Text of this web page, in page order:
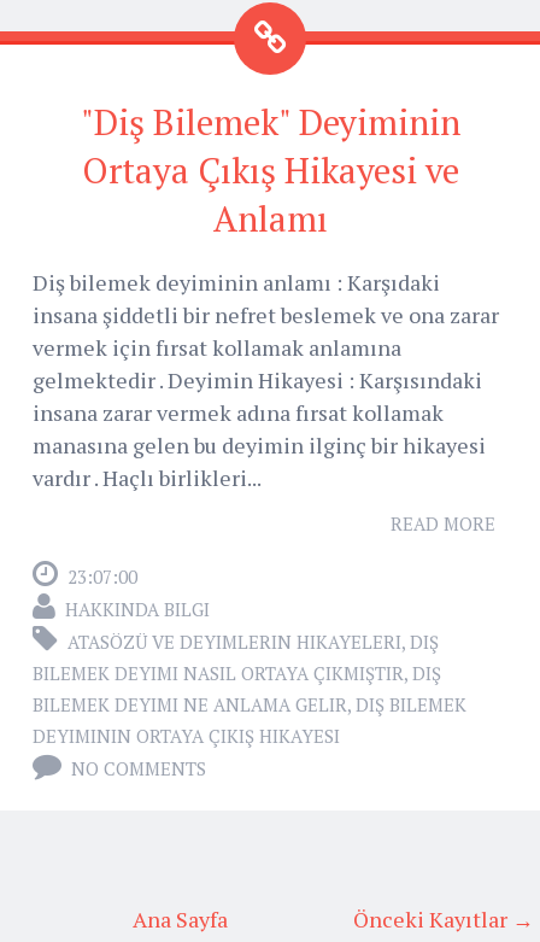
"Diş Bilemek" Deyiminin
Ortaya Çıkış Hikayesi ve
Anlamı
Diş bilemek deyiminin anlamı : Karşıdaki
insana şiddetli bir nefret beslemek ve ona zarar
vermek için fırsat kollamak anlamına
gelmektedir . Deyimin Hikayesi : Karşısındaki
insana zarar vermek adına fırsat kollamak
manasına gelen bu deyimin ilginç bir hikayesi
vardır . Haçlı birlikleri...
READ MORE
23:07:00
HAKKINDA BILGI
ATASÖZÜ VE DEYIMLERIN HIKAYELERI, DIŞ
BILEMEK DEYIMI NASIL ORTAYA ÇIKMIŞTIR, DIŞ
BILEMEK DEYIMI NE ANLAMA GELIR, DIŞ BILEMEK
DEYIMININ ORTAYA ÇIKIŞ HIKAYESI
NO COMMENTS
Önceki Kayıtlar →
Ana Sayfa